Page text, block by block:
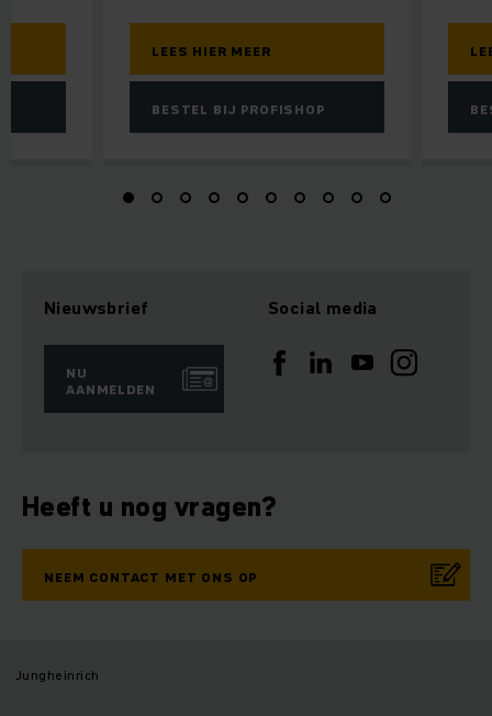
LEES HIER MEER
BESTEL BIJ PROFISHOP
Nieuwsbrief
NU
AANMELDEN
Social media
Heeft u nog vragen?
NEEM CONTACT MET ONS OP
Jungheinrich